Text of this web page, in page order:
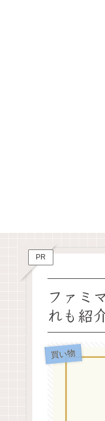
PR
ファミ
れも紹
買い物